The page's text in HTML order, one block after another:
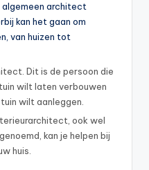
algemeen architect
kan het gaan om
van huizen tot
Dit is de persoon die
wilt laten verbouwen
wilt aanleggen.
ook wel
genoemd, kan je helpen bij
huis.